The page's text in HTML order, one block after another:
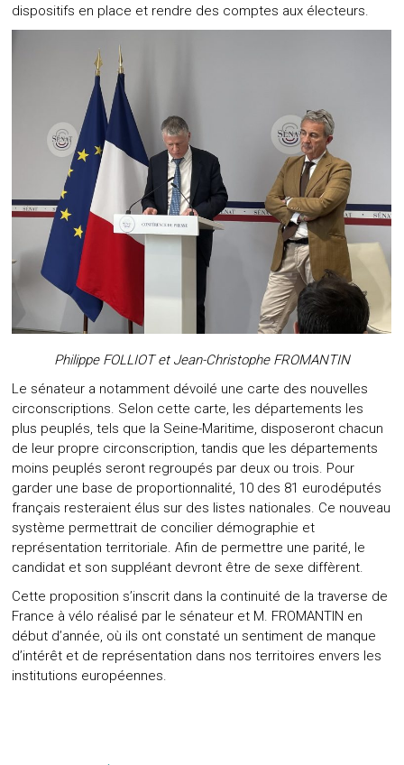
dispositifs en place et rendre des comptes aux électeurs.
Philippe FOLLIOT et Jean-Christophe FROMANTIN
Le sénateur a notamment dévoilé une carte des nouvelles
circonscriptions. Selon cette carte, les départements les
plus peuplés, tels que la Seine-Maritime, disposeront chacun
de leur propre circonscription, tandis que les départements
moins peuplés seront regroupés par deux ou trois. Pour
garder une base de proportionnalité, 10 des 81 eurodéputés
français resteraient élus sur des listes nationales. Ce nouveau
système permettrait de concilier démographie et
représentation territoriale. Afin de permettre une parité, le
candidat et son suppléant devront être de sexe diffèrent.
Cette proposition s’inscrit dans la continuité de la traverse de
France à vélo réalisé par le sénateur et M. FROMANTIN en
début d’année, où ils ont constaté un sentiment de manque
d’intérêt et de représentation dans nos territoires envers les
institutions européennes.